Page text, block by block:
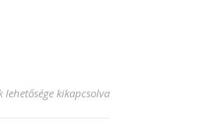
kenyér recept, ami mindenki
lehetősége kikapcsolva